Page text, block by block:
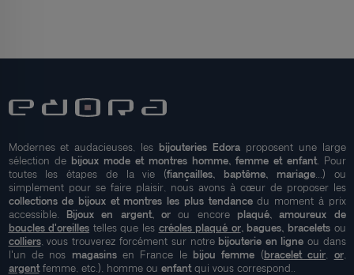
Modernes et audacieuses, les bijouteries Edoraproposent une large
sélection de bijoux mode et montres homme, femme et enfant. Pour
toutes les étapes de la vie (fiançailles, baptême, mariage...) ou
simplement pour se faire plaisir, nous avons à cœur de proposer les
collections de bijoux et montres les plus tendancedu moment à prix
accessible. Bijoux en argent, orou encore plaqué, amoureux de
boucles d'oreilles telles que les créoles plaqué or, bagues, braceletsou
colliers, vous trouverez forcément sur notre bijouterie en ligne ou dans
l'un de nos magasinsen France le bijou femme (bracelet cuir or,
argentfemme, etc.), homme ou enfantqui vous correspond..